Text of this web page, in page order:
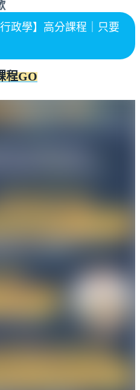
政學】高分課程｜只要
程GO